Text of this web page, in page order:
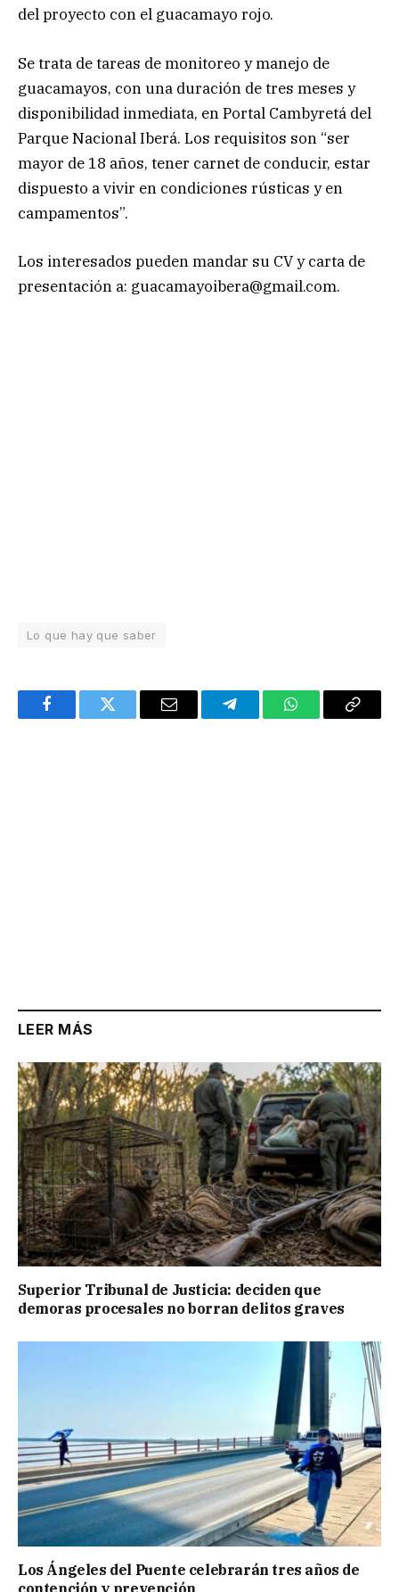
del proyecto con el guacamayo rojo.
Se trata de tareas de monitoreo y manejo de
guacamayos, con una duración de tres meses y
disponibilidad inmediata, en Portal Cambyretá del
Parque Nacional Iberá. Los requisitos son “ser
mayor de 18 años, tener carnet de conducir, estar
dispuesto a vivir en condiciones rústicas y en
campamentos”.
Los interesados pueden mandar su CV y carta de
presentación a: guacamayoibera@gmail.com.
Lo que hay que saber
FacebookTwitter Email TelegramWhatsAppCopy
LEER MÁS
Superior Tribunal de Justicia: deciden que
demoras procesales no borran delitos graves
Los Ángeles del Puente celebrarán tres años de
contención y prevención